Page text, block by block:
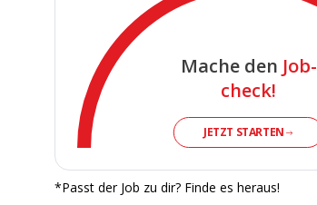
Mache den Job-
check!
JETZT STARTEN
*Passt der Job zu dir? Finde es heraus!